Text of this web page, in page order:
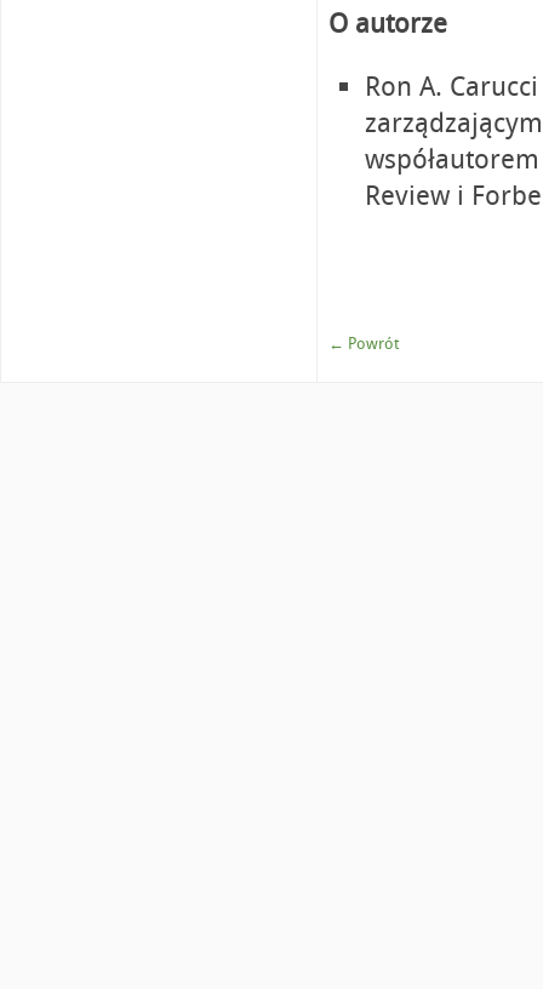
O autorze
Ron A.
Review i
← Powrót